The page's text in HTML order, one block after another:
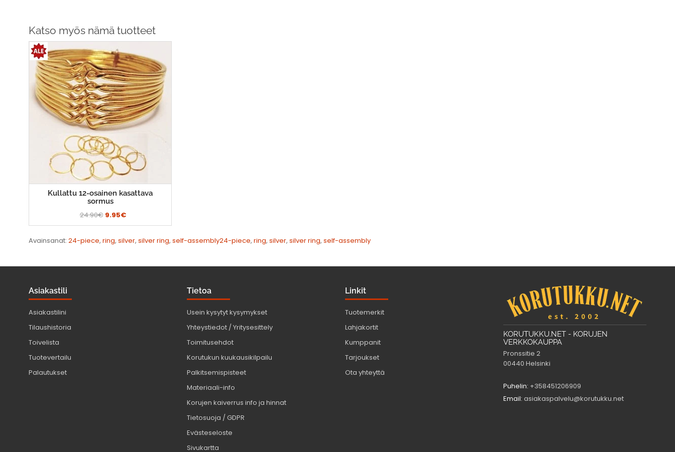
Katso myös nämä tuotteet
Kullattu 12-osainen kasattava
sormus
24.90€ 9.95€
Avainsanat: 24-piece, ring, silver, silver ring, self-assembly24-piece, ring, silver, silver ring, self-assembly
Asiakastili
Asiakastilini
Tilaushistoria
Toivelista
Tuotevertailu
Palautukset
Tietoa
Usein kysytyt kysymykset
Yhteystiedot / Yritysesittely
Toimitusehdot
Korutukun kuukausikilpailu
Palkitsemispisteet
Materiaali-info
Korujen kaiverrus info ja hinnat
Tietosuoja / GDPR
Evästeseloste
Sivukartta
Linkit
Tuotemerkit
Lahjakortit
Kumppanit
Tarjoukset
Ota yhteyttä
KORUTUKKU.NET - KORUJEN
VERKKOKAUPPA
Pronssitie 2
00440 Helsinki
Puhelin: +358451206909
Email: asiakaspalvelu@korutukku.net